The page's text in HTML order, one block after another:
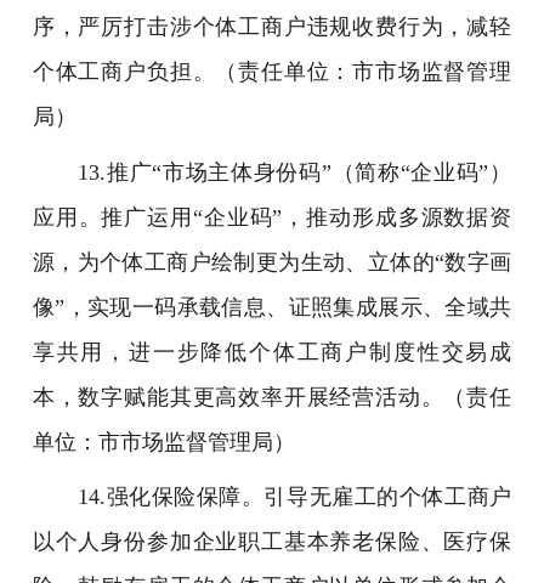
序，严厉打击涉个体工商户违规收费行为，减轻
个体工商户负担。（责任单位：市市场监督管理
局）
13.推广“市场主体身份码”（简称“企业码”）
应用。推广运用“企业码”，推动形成多源数据资
源，为个体工商户绘制更为生动、立体的“数字画
像”，实现一码承载信息、证照集成展示、全域共
享共用，进一步降低个体工商户制度性交易成
本，数字赋能其更高效率开展经营活动。（责任
单位：市市场监督管理局）
14.强化保险保障。引导无雇工的个体工商户
以个人身份参加企业职工基本养老保险、医疗保